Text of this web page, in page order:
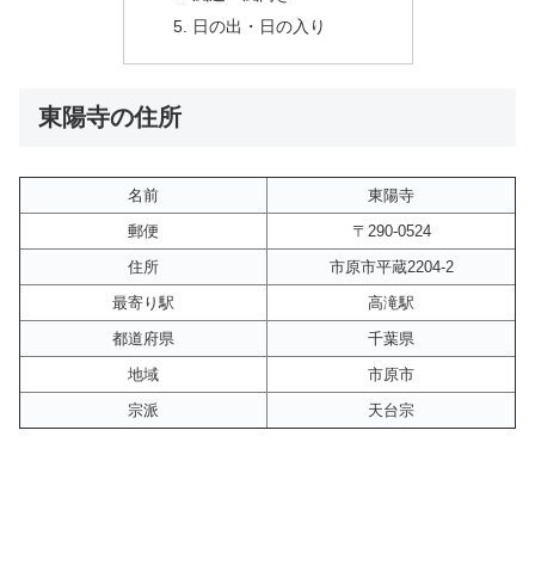
日の出・日の入り
東陽寺の住所
名前
東陽寺
郵便
〒290-0524
住所
市原市平蔵2204-2
最寄り駅
高滝駅
都道府県
千葉県
地域
市原市
宗派
天台宗